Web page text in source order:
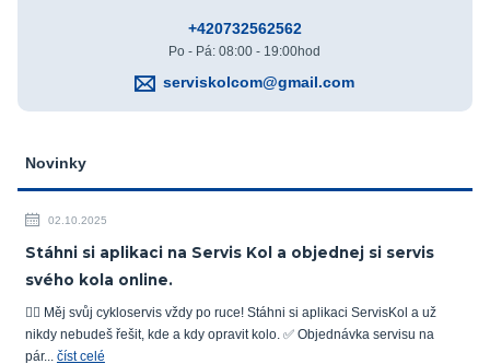
+420732562562
Po - Pá: 08:00 - 19:00hod
serviskolcom@gmail.com
Novinky
02.10.2025
Stáhni si aplikaci na Servis Kol a objednej si servis
svého kola online.
🚴‍♂️ Měj svůj cykloservis vždy po ruce! Stáhni si aplikaci ServisKol a už
nikdy nebudeš řešit, kde a kdy opravit kolo. ✅ Objednávka servisu na
pár... číst celé